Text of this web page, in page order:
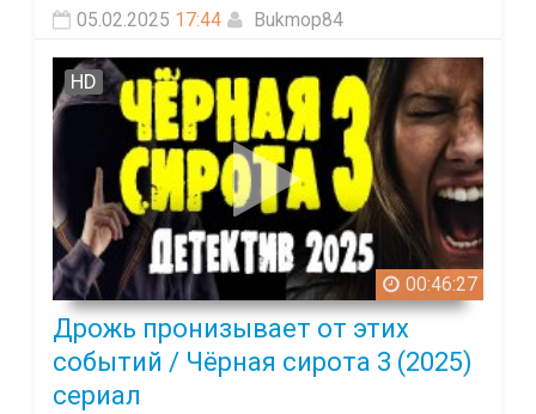
05.02.2025 17:44 Bukmop84
00:46:27
HD
Дрожь пронизывает от этих
событий / Чёрная сирота 3 (2025)
сериал